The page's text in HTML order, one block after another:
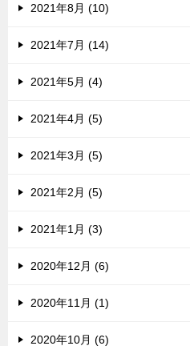
2021年8月 (10)
2021年7月 (14)
2021年5月 (4)
2021年4月 (5)
2021年3月 (5)
2021年2月 (5)
2021年1月 (3)
2020年12月 (6)
2020年11月 (1)
2020年10月 (6)